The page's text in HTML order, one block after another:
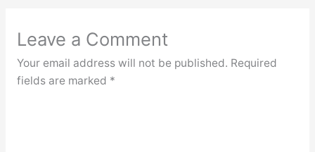
Leave a Comment
Your email address will not be published. Required
fields are marked *